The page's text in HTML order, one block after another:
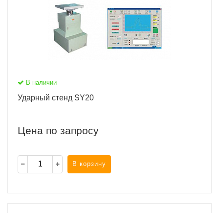
В наличии
Ударный стенд SY20
Цена по запросу
В корзину